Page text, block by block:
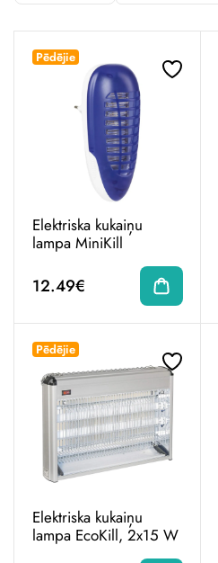
Pēdējie
Elektriska kukaiņu
lampa MiniKill
12.49€
Pēdējie
Elektriska kukaiņu
lampa EcoKill, 2x15 W